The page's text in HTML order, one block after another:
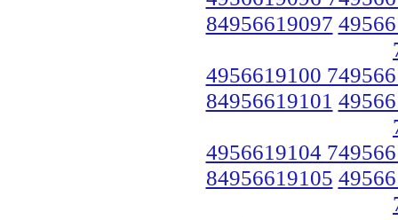
84956619097
4956619100
84956619101
4956619104
84956619105